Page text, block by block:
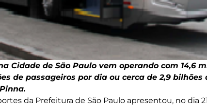
Cidade de São Paulo vem operando com 14,6
de passageiros por dia ou cerca de 2,9 bilhões
da Prefeitura de São Paulo apresentou, no dia